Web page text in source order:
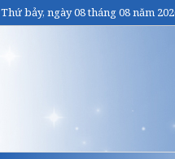
Thứ bảy, ngày 08 tháng 08 năm